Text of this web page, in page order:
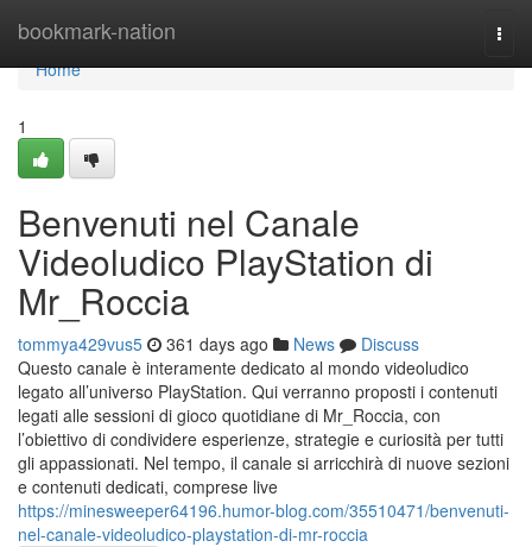
bookmark-nation
Home
Home
1
Benvenuti nel Canale
Videoludico PlayStation di
Mr_Roccia
tommya429vus5 361 days ago News
Discuss
Questo canale è interamente dedicato al mondo videoludico
legato all’universo PlayStation. Qui verranno proposti i contenuti
legati alle sessioni di gioco quotidiane di Mr_Roccia, con
l’obiettivo di condividere esperienze, strategie e curiosità per tutti
gli appassionati. Nel tempo, il canale si arricchirà di nuove sezioni
e contenuti dedicati, comprese live
https://minesweeper64196.humor-blog.com/35510471/benvenuti-
nel-canale-videoludico-playstation-di-mr-roccia